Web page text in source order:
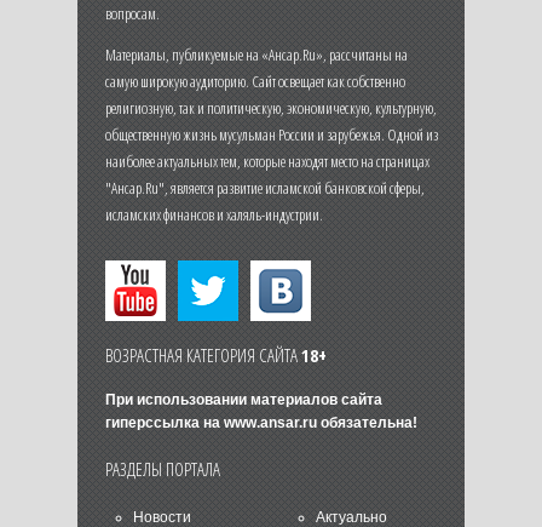
вопросам.
Материалы, публикуемые на «Ансар.Ru», рассчитаны на
самую широкую аудиторию. Сайт освещает как собственно
религиозную, так и политическую, экономическую, культурную,
общественную жизнь мусульман России и зарубежья. Одной из
наиболее актуальных тем, которые находят место на страницах
"Ансар.Ru", является развитие исламской банковской сферы,
исламских финансов и халяль-индустрии.
ВОЗРАСТНАЯ КАТЕГОРИЯ САЙТА18+
При использовании материалов сайта
гиперссылка на www.ansar.ruобязательна!
РАЗДЕЛЫ ПОРТАЛА
Новости
Актуально